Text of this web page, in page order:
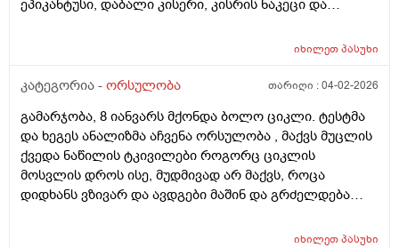
ეპიკანტუსი, დაბალი კისერი, კისრის ნაკეცი და
აღმოაჩნდა გულის მანკი, ასევე სმენის პრობლემა და
მირჩიოთ ჯერ გენეტიკოსის კონსულტაცია მჭირდება
იხილეთპასუხი
კატეგორია - ორსულობა თარიღი :04-02-2026
გამარჯობა, 8 იანვარს მქონდა ბოლო ციკლი. ტესტმა
და ხეგეს ანალიზმა აჩვენა ორსულობა , მაქვს მუცლის
ქვედა ნაწილის ტკივილები როგორც ციკლის
მოსვლის დროს ისე, მუდმივად არ მაქვს, როცა
დიდხანს ვზივარ და ავდგები მაშინ და გრძელდება
რომ ვწევარ მაშინ მტკივა იგივე ხანგრძლივობიფ
იხილეთპასუხი